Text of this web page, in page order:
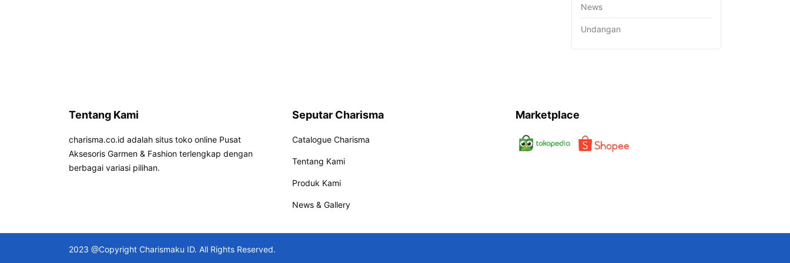
News
Undangan
Tentang Kami
charisma.co.id adalah situs toko online Pusat
Aksesoris Garmen & Fashion terlengkap dengan
berbagai variasi pilihan.
Seputar Charisma
Catalogue Charisma
Tentang Kami
Produk Kami
News & Gallery
Marketplace
2023 @Copyright Charismaku ID. All Rights Reserved.